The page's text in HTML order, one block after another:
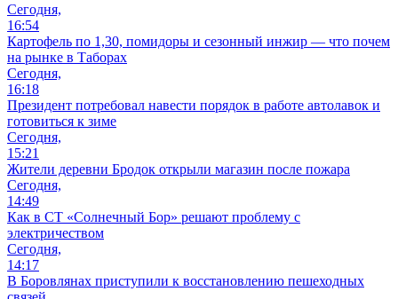
Сегодня,
16:54
Картофель по 1,30, помидоры и сезонный инжир — что почем
на рынке в Таборах
Сегодня,
16:18
Президент потребовал навести порядок в работе автолавок и
готовиться к зиме
Сегодня,
15:21
Жители деревни Бродок открыли магазин после пожара
Сегодня,
14:49
Как в СТ «Солнечный Бор» решают проблему с
электричеством
Сегодня,
14:17
В Боровлянах приступили к восстановлению пешеходных